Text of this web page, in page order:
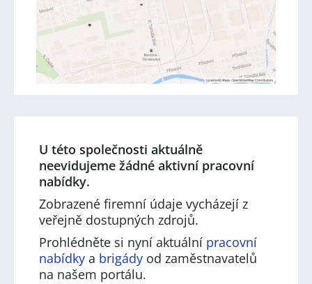
U této společnosti aktuálně
neevidujeme žádné aktivní pracovní
nabídky.
Zobrazené firemní údaje vycházejí z
veřejně dostupných zdrojů.
Prohlédněte si nyní aktuální pracovní
nabídky a brigády od zaměstnavatelů
na našem portálu.